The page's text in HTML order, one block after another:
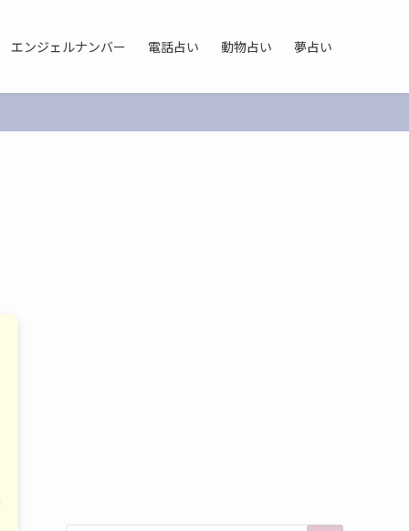
エンジェルナンバー 電話占い 動物占い 夢占い